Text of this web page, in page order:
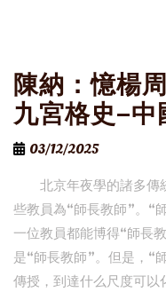
陳納：憶楊
九宮格史–中
03/12/2025
北京年夜學的諸多傳
些教員為“師長教師”。“
一位教員都能博得“師長
是“師長教師”。但是，“
傳授，到達什么尺度可以